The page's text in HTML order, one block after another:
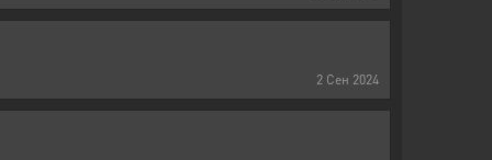
2 Сен 2024